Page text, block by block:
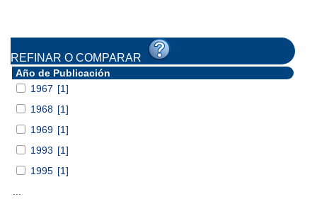
REFINAR O COMPARAR
Año de Publicación
1967 [1]
1968 [1]
1969 [1]
1993 [1]
1995 [1]